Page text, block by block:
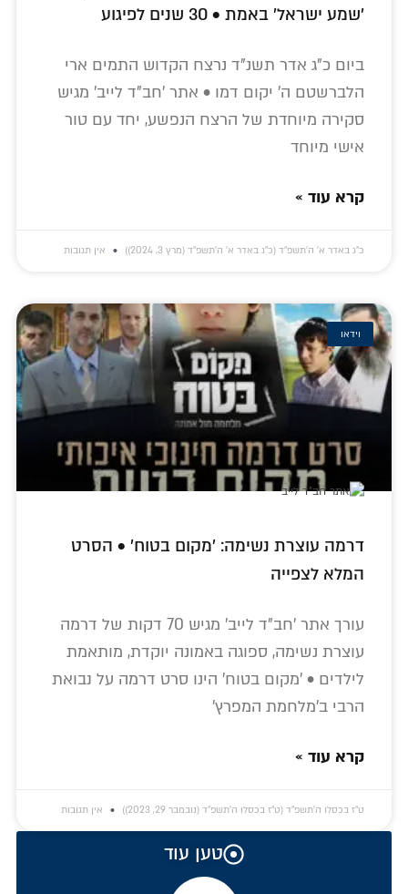
'שמע ישראל' באמת • 30 שנים לפיגוע
ביום כ"ג אדר תשנ"ד נרצח הקדוש התמים ארי
הלברשטם ה' יקום דמו • אתר 'חב"ד לייב' מגיש
סקירה מיוחדת של הרצח הנפשע, יחד עם טור
אישי מיוחד
קרא עוד »
כ״ג באדר א׳ ה׳תשפ״ד (כ״ג באדר א׳ ה׳תשפ״ד (מרץ 3, 2024)) אין תגובות
וידאו
דרמה עוצרת נשימה: 'מקום בטוח' • הסרט
המלא לצפייה
עורך אתר 'חב"ד לייב' מגיש 70 דקות של דרמה
עוצרת נשימה, ספוגה באמונה יוקדת, מותאמת
לילדים • 'מקום בטוח' הינו סרט דרמה על נבואת
הרבי ב'מלחמת המפרץ'
קרא עוד »
ט״ז בכסלו ה׳תשפ״ד (ט״ז בכסלו ה׳תשפ״ד (נובמבר 29, 2023)) אין תגובות
טען עוד